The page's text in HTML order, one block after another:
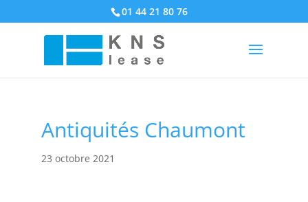
01 44 21 80 76
Antiquités Chaumont
23 octobre 2021